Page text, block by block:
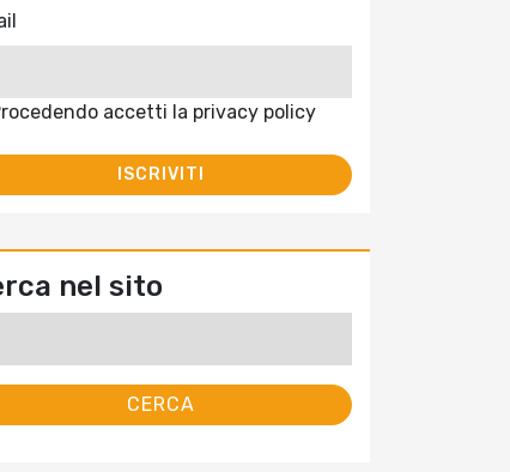
accetti la privacy policy
nel sito